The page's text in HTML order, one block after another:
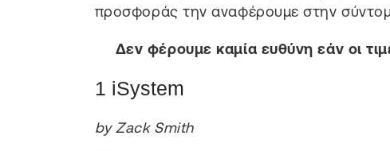
προσφοράς την αναφέρουμε στην
Δεν φέρουμε καμία ευθύνη εάν οι
1 iSystem
by Zack Smith